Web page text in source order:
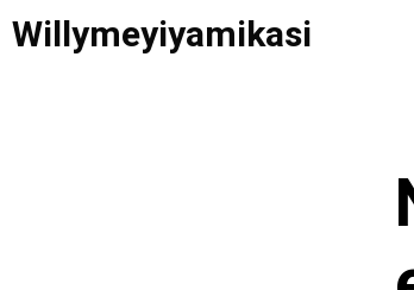
Saltar
Willymeyiyamikasi